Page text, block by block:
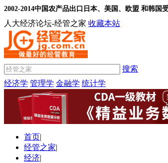
2002-2014中国农产品出口日本、美国、欧盟 和韩国
人大经济论坛-经管之家 收藏本站
搜索
经济学 管理学 金融学 统计学
首页|
经管之家|
经济|